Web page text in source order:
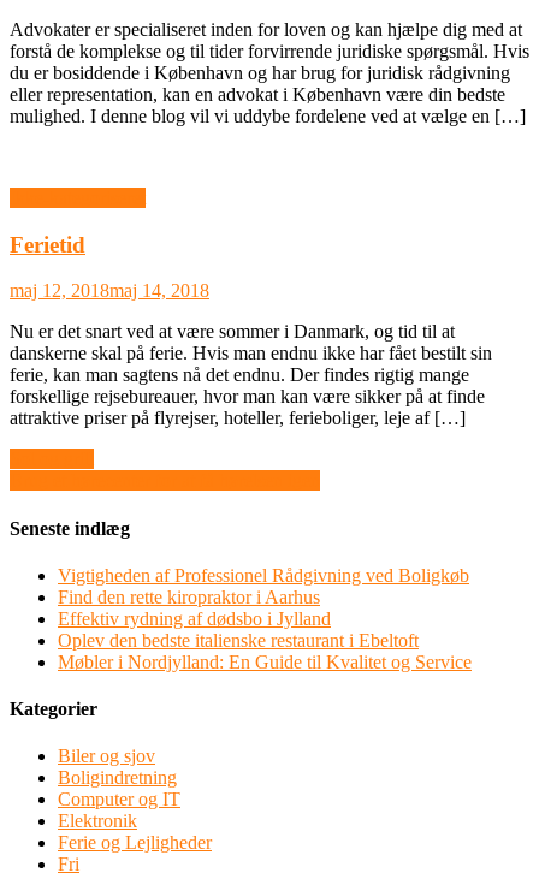
Advokater er specialiseret inden for loven og kan hjælpe dig med at
forstå de komplekse og til tider forvirrende juridiske spørgsmål. Hvis
du er bosiddende i København og har brug for juridisk rådgivning
eller representation, kan en advokat i København være din bedste
mulighed. I denne blog vil vi uddybe fordelene ved at vælge en […]
Ferietid
maj 12, 2018maj 14, 2018
Nu er det snart ved at være sommer i Danmark, og tid til at
danskerne skal på ferie. Hvis man endnu ikke har fået bestilt sin
ferie, kan man sagtens nå det endnu. Der findes rigtig mange
forskellige rejsebureauer, hvor man kan være sikker på at finde
attraktive priser på flyrejser, hoteller, ferieboliger, leje af […]
Indlægsnavigation
Seneste indlæg
Vigtigheden af Professionel Rådgivning ved Boligkøb
Find den rette kiropraktor i Aarhus
Effektiv rydning af dødsbo i Jylland
Oplev den bedste italienske restaurant i Ebeltoft
Møbler i Nordjylland: En Guide til Kvalitet og Service
Kategorier
Biler og sjov
Boligindretning
Computer og IT
Elektronik
Ferie og Lejligheder
Fri